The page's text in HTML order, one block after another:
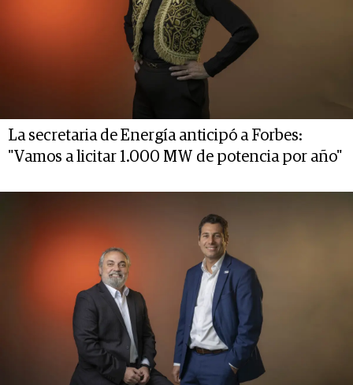
La secretaria de Energía anticipó a Forbes:
"Vamos a licitar 1.000 MW de potencia por año"